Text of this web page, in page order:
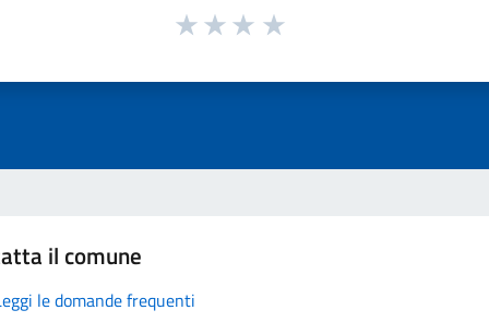
il comune
le domande frequenti